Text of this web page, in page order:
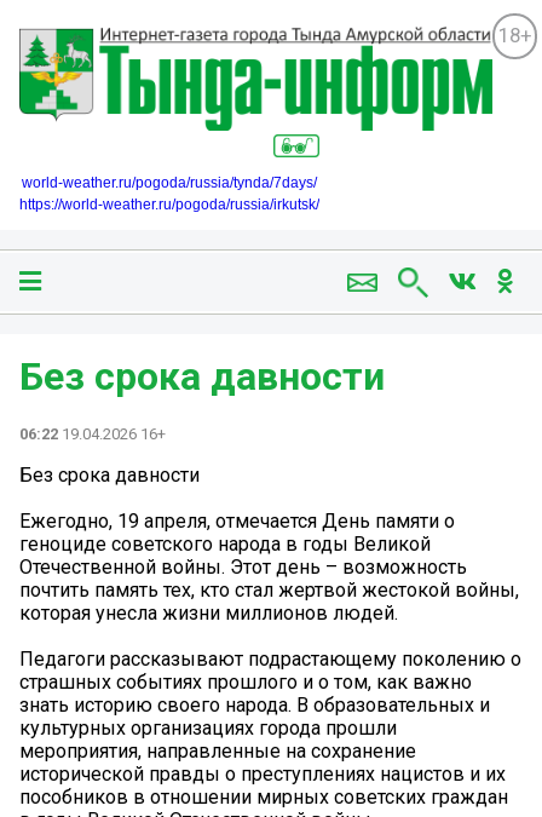
18+
world-weather.ru/pogoda/russia/tynda/7days/
https://world-weather.ru/pogoda/russia/irkutsk/
Без срока давности
06:22 19.04.2026 16+
Без срока давности
Ежегодно, 19 апреля, отмечается День памяти о
геноциде советского народа в годы Великой
Отечественной войны. Этот день – возможность
почтить память тех, кто стал жертвой жестокой войны,
которая унесла жизни миллионов людей.
Педагоги рассказывают подрастающему поколению о
страшных событиях прошлого и о том, как важно
знать историю своего народа. В образовательных и
культурных организациях города прошли
мероприятия, направленные на сохранение
исторической правды о преступлениях нацистов и их
пособников в отношении мирных советских граждан